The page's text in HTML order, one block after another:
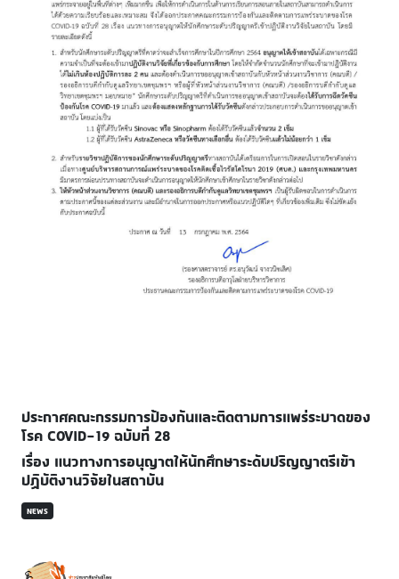
ประกาศคณะกรรมการป้องกันและติดตามการแพร่ระบาดของ
โรค COVID-19 ฉบับที่ 28
เรื่อง แนวทางการอนุญาตให้นักศึกษาระดับปริญญาตรีเข้า
ปฏิบัติงานวิจัยในสถาบัน
NEWS